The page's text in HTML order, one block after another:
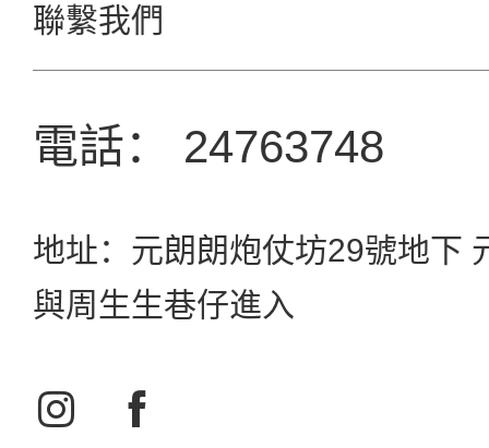
聯繫我們
電話： 24763748
地址：元朗朗炮仗坊29號地下
與周生生巷仔進入